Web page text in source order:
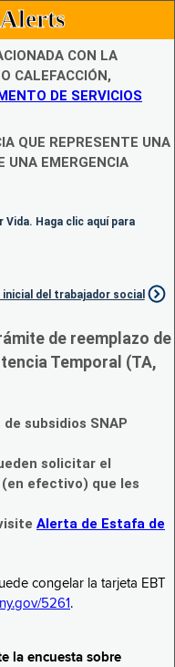
CON LA
CALEFACCIÓN,
DE SERVICIOS
QUE REPRESENTE UNA
UNA EMERGENCIA
Vida. Haga clic aquí para
del trabajador social
de reemplazo de
Temporal (TA,
subsidios SNAP
solicitar el
efectivo) que les
Alerta de Estafa de
congelar la tarjeta EBT
5261 .
la encuesta sobre